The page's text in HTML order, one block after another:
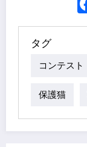
タグ
コンテスト
保護猫